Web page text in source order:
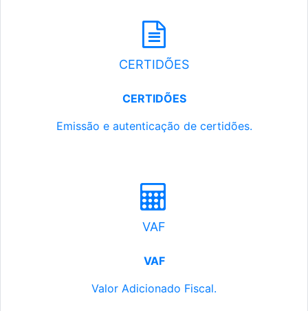
CERTIDÕES
CERTIDÕES
Emissão e autenticação de certidões.
VAF
VAF
Valor Adicionado Fiscal.